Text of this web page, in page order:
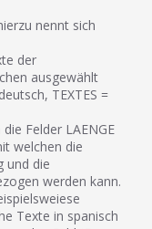
nennt sich
der
ausgewählt
TEXTES =
Felder LAENGE
welchen die
und die
werden kann.
Texte in spanisch